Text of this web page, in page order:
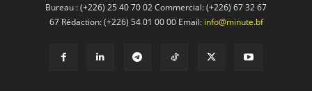
Bureau : (+226) 25 40 70 02 Commercial: (+226) 67 32 67
67 Rédaction: (+226) 54 01 00 00 Email: info@minute.bf